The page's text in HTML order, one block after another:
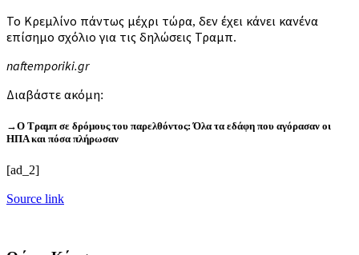
Το Κρεμλίνο πάντως μέχρι τώρα, δεν έχει κάνει κανένα
επίσημο σχόλιο για τις δηλώσεις Τραμπ.
naftemporiki.gr
Διαβάστε ακόμη:
→Ο Τραμπ σε δρόμους του παρελθόντος: Όλα τα εδάφη που αγόρασαν οι
ΗΠΑ και πόσα πλήρωσαν
[ad_2]
Source link